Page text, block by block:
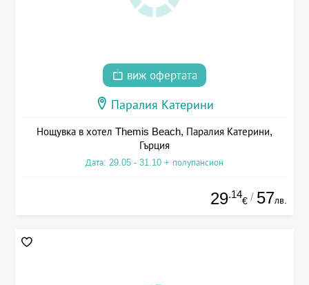
виж офертата
Паралия Катерини
Нощувка в хотел Themis Beach, Паралия Катерини,
Гърция
Дата: 29.05 - 31.10 + полупансион
29.14
€ / 57лв.